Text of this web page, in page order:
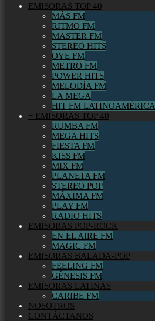
EMISORAS TOP 40
MÁS FM
RITMO FM
MASTER FM
STEREO HITS
OYE FM
METRO FM
POWER HITS
MELODÍA FM
LA MEGA
HIT FM LATINOAMÉRICA
+ EMISORAS TOP 40
RUMBA FM
MEGA HITS
FIESTA FM
KISS FM
MIX FM
PLANETA FM
STEREO POP
MÁXIMA FM
PLAY FM
RADIO HITS
EMISORAS POP-ROCK
EN EL AIRE FM
MAGIC FM
EMISORAS BALADA-POP
FEELING FM
GÉNESIS FM
EMISORAS LATINAS
CARIBE FM
NOSOTROS
CONTÁCTANOS